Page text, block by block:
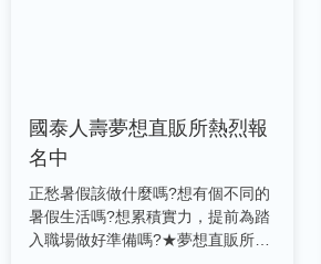
國泰人壽夢想直販所熱烈報
名中
正愁暑假該做什麼嗎?想有個不同的
暑假生活嗎?想累積實力，提前為踏
入職場做好準備嗎?★夢想直販所★